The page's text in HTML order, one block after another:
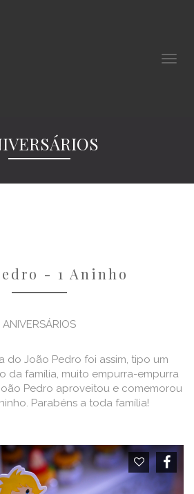
- 1 Aninho
ANIVERSÁRIOS
do João Pedro foi assim, tipo um
da família, muito empurra-empurra
Pedro aproveitou e comemorou
Parabéns a toda família!